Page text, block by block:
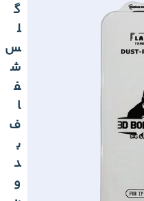
گ
ل
س
ش
ف
ا
ف
ب
د
و